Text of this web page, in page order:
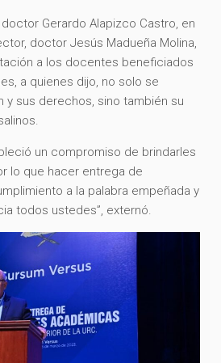
Gerardo Alapizco Castro, en
doctor Jesús Madueña Molina,
a los docentes beneficiados
a quienes dijo, no solo se
y sus derechos, sino también su
un compromiso de brindarles
lo que hacer entrega de
a la palabra empeñada y
todos ustedes”, externó.